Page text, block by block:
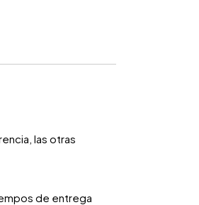
las otras
de entrega